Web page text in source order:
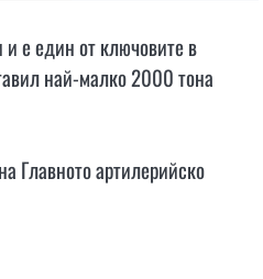
е един от ключовите в
най-малко 2000 тона
Главното артилерийско